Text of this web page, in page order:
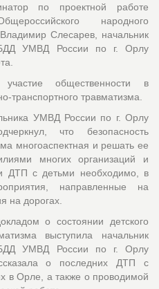
по проектной работе
народного
Слесарев, начальник
УМВД России по г. Орлу
общественности в
транспортного травматизма.
УМВД России по г. Орлу
что безопасность
многоаспектная и решать ее
многих организаций и
ДТП с детьми необходимо, в
направленные на
на дорогах.
о состоянии детского
выступила начальник
УМВД России по г. Орлу
о последних ДТП с
в Орле, а также о проводимой